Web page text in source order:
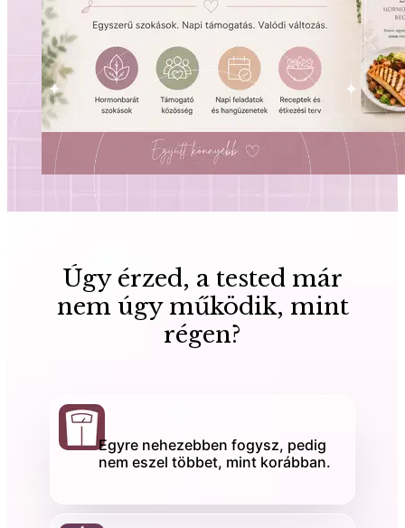
Úgy érzed, a tested már
nem úgy működik, mint
régen?
Egyre nehezebben fogysz, pedig
nem eszel többet, mint korábban.